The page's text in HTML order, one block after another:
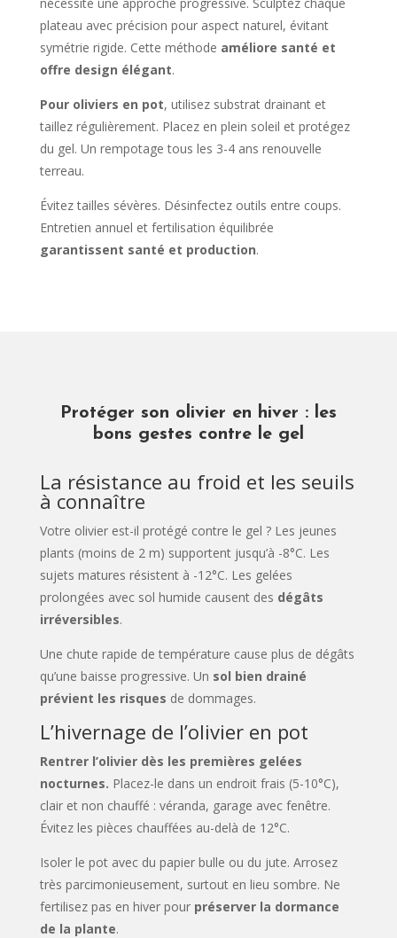
plateau avec précision pour aspect naturel, évitant
symétrie rigide. Cette méthode améliore santé et
offre design élégant.
Pour oliviers en pot, utilisez substrat drainant et
taillez régulièrement. Placez en plein soleil et protégez
du gel. Un rempotage tous les 3-4 ans renouvelle
terreau.
Évitez tailles sévères. Désinfectez outils entre coups.
Entretien annuel et fertilisation équilibrée
garantissent santé et production.
Protéger son olivier en hiver : les
bons gestes contre le gel
La résistance au froid et les seuils
à connaître
Votre olivier est-il protégé contre le gel ? Les jeunes
plants (moins de 2 m) supportent jusqu’à -8°C. Les
sujets matures résistent à -12°C. Les gelées
prolongées avec sol humide causent des dégâts
irréversibles.
Une chute rapide de température cause plus de dégâts
qu’une baisse progressive. Un sol bien drainé
prévient les risques de dommages.
L’hivernage de l’olivier en pot
Rentrer l’olivier dès les premières gelées
nocturnes. Placez-le dans un endroit frais (5-10°C),
clair et non chauffé : véranda, garage avec fenêtre.
Évitez les pièces chauffées au-delà de 12°C.
Isoler le pot avec du papier bulle ou du jute. Arrosez
très parcimonieusement, surtout en lieu sombre. Ne
fertilisez pas en hiver pour préserver la dormance
de la plante.